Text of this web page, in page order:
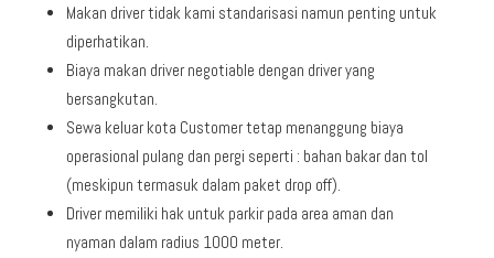
Makan driver tidak kami standarisasi namun penting untuk
diperhatikan.
Biaya makan driver negotiable dengan driver yang
bersangkutan.
Sewa keluar kota Customer tetap menanggung biaya
operasional pulang dan pergi seperti : bahan bakar dan tol
(meskipun termasuk dalam paket drop off).
Driver memiliki hak untuk parkir pada area aman dan
nyaman dalam radius 1000 meter.